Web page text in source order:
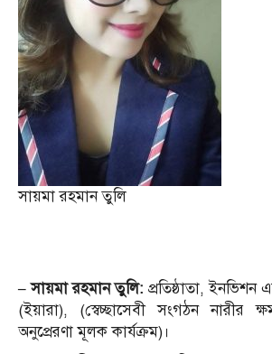
সায়মা রহমান তুলি
– সায়মা রহমান তুলি: প্রতিষ্ঠাতা, ইনভিশন
(ইয়ারা), (স্বেচ্ছাসেবী সংগঠন নারীর
অনুপ্রেরণা মূলক কার্যক্রম)।